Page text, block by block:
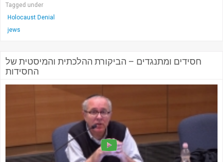
Tagged under
Holocaust Denial
jews
חסידים ומתנגדים – הביקורת ההלכתית והמיסטית של
החסידות